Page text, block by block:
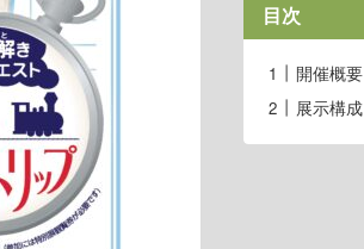
目次
開催概要
展示構成